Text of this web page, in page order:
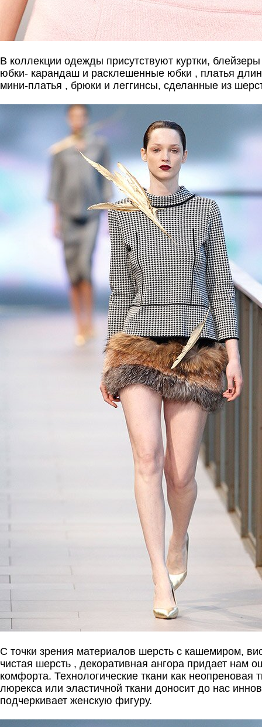
В коллекции одежды присутствуют куртки,
юбки- карандаш и расклешенные юбки , платья
мини-платья , брюки и леггинсы, сделанные из
С точки зрения материалов шерсть с кашемиром,
чистая шерсть , декоративная ангора придает нам
комфорта. Технологические ткани как неопреновая
люрекса или эластичной ткани доносит до нас
подчеркивает женскую фигуру.